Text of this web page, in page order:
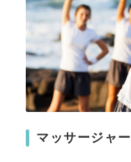
マッサージャー